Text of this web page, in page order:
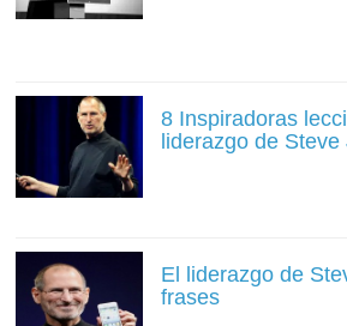
8 Inspiradoras
liderazgo de Steve
El liderazgo de
frases